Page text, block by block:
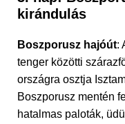
kirándulás
Boszporusz hajóút:
tenger közötti
országra osztja
Boszporusz mentén
hatalmas paloták,